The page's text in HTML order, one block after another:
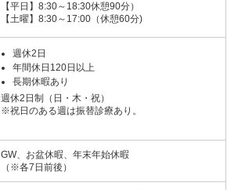
【平日】8:30～18:30休憩90分）
【土曜】8:30～17:00（休憩60分)
週休2日
年間休日120日以上
長期休暇あり
週休2日制（日・木・祝）
※祝日のある週は振替診療あり。
GW、お盆休暇、年末年始休暇
（※各7日前後）